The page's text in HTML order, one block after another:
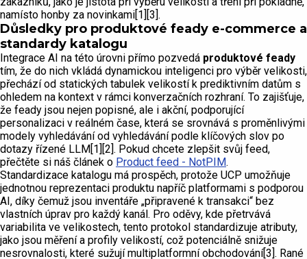
namísto honby za novinkami[1][3].
Důsledky pro produktové feady e-commerce a
standardy katalogu
Integrace AI na této úrovni přímo pozvedá produktové feady
tím, že do nich vkládá dynamickou inteligenci pro výběr velikosti,
přechází od statických tabulek velikostí k prediktivním datům s
ohledem na kontext v rámci konverzačních rozhraní. To zajišťuje,
že feady jsou nejen popisné, ale i akční, podporující
personalizaci v reálném čase, která se srovnává s proměnlivými
modely vyhledávání od vyhledávání podle klíčových slov po
dotazy řízené LLM[1][2]. Pokud chcete zlepšit svůj feed,
přečtěte si náš článek o Product feed - NotPIM.
Standardizace katalogu má prospěch, protože UCP umožňuje
jednotnou reprezentaci produktu napříč platformami s podporou
AI, díky čemuž jsou inventáře „připravené k transakci“ bez
vlastních úprav pro každý kanál. Pro oděvy, kde přetrvává
variabilita ve velikostech, tento protokol standardizuje atributy,
jako jsou měření a profily velikostí, což potenciálně snižuje
nesrovnalosti, které sužují multiplatformní obchodování[3]. Rané